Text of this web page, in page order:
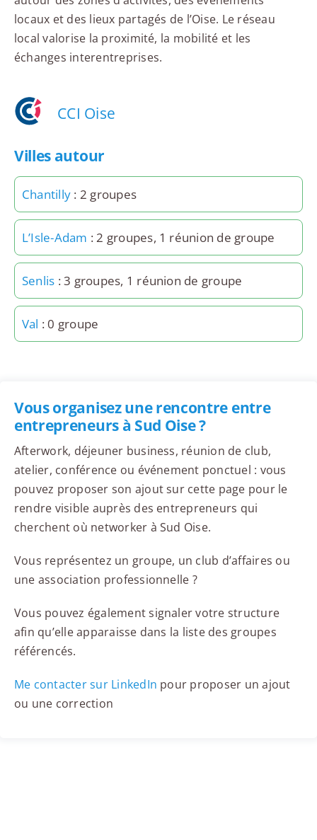
locaux et des lieux partagés de l’Oise. Le réseau
local valorise la proximité, la mobilité et les
échanges interentreprises.
CCI Oise
Villes autour
Chantilly : 2 groupes
L’Isle-Adam : 2 groupes, 1 réunion de groupe
Senlis : 3 groupes, 1 réunion de groupe
Val : 0 groupe
Vous organisez une rencontre entre
entrepreneurs à Sud Oise ?
Afterwork, déjeuner business, réunion de club,
atelier, conférence ou événement ponctuel : vous
pouvez proposer son ajout sur cette page pour le
rendre visible auprès des entrepreneurs qui
cherchent où networker à Sud Oise.
Vous représentez un groupe, un club d’affaires ou
une association professionnelle ?
Vous pouvez également signaler votre structure
afin qu’elle apparaisse dans la liste des groupes
référencés.
Me contacter sur LinkedIn pour proposer un ajout
ou une correction